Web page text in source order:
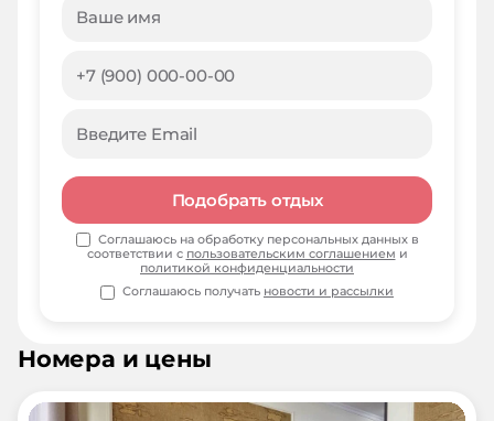
Номера и цены
Подобрать отдых
Соглашаюсь на обработку персональных данных в
соответствии с пользовательским соглашением и
политикой конфиденциальности
Соглашаюсь получать новости и рассылки